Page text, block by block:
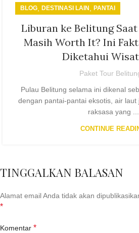
BLOG DESTINASI LAIN PANTAI
Liburan ke Belitung
Masih Worth It? Ini
Diketahui
Paket Tour
Pulau Belitung selama ini dikenal
dengan pantai-pantai eksotis, air
raksasa yang ...
CONTINUE
TINGGALKAN BALASAN
Alamat email Anda tidak akan
*
Komentar *